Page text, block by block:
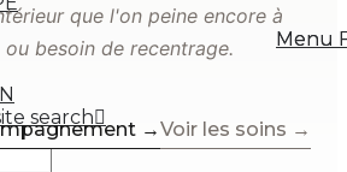
search
Menu
Menu
que l'on peine encore à
ou besoin de recentrage.
→Voir les soins →